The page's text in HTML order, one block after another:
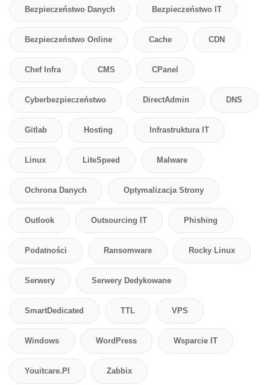
Bezpieczeństwo Danych Bezpieczeństwo IT
Bezpieczeństwo Online Cache CDN
Chef Infra CMS CPanel
Cyberbezpieczeństwo DirectAdmin DNS
Gitlab Hosting Infrastruktura IT
Linux LiteSpeed Malware
Ochrona Danych Optymalizacja Strony
Outlook Outsourcing IT Phishing
Podatności Ransomware Rocky Linux
Serwery Serwery Dedykowane
SmartDedicated TTL VPS
Windows WordPress Wsparcie IT
Youitcare.pl Zabbix